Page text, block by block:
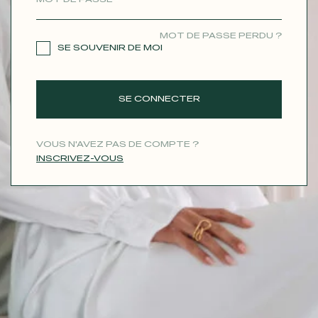
MOT DE PASSE PERDU ?
SE SOUVENIR DE MOI
SE CONNECTER
VOUS N'AVEZ PAS DE COMPTE ?
INSCRIVEZ-VOUS